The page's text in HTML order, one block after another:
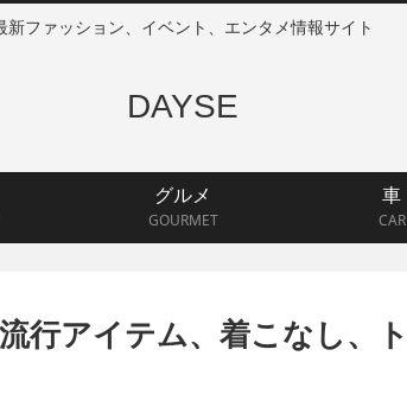
新ファッション、イベント、エンタメ情報サイト
DAYSE
グルメ
GOURMET
車
CAR
行アイテム、着こなし、ト